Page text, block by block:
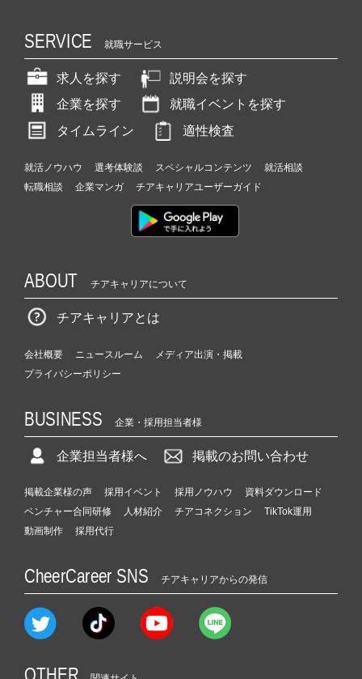
SERVICE 就職サービス
求人を探す
説明会を探す
企業を探す
就職イベントを探す
タイムライン
適性検査
就活ノウハウ 選考体験談 スペシャルコンテンツ
就活相談
転職相談
企業マンガ チアキャリアユーザーガイド
ABOUT チアキャリアについて
チアキャリアとは
会社概要 ニュースルーム
メディア出演・掲載
プライバシーポリシー
BUSINESS 企業・採用担当者様
企業担当者様へ 掲載のお問い合わせ
掲載企業様の声 採用イベント 採用ノウハウ
資料ダウンロード
ベンチャー合同研修
人材紹介 チアコネクション
TikTok運用
動画制作
採用代行
CheerCareer SNS チアキャリアからの発信